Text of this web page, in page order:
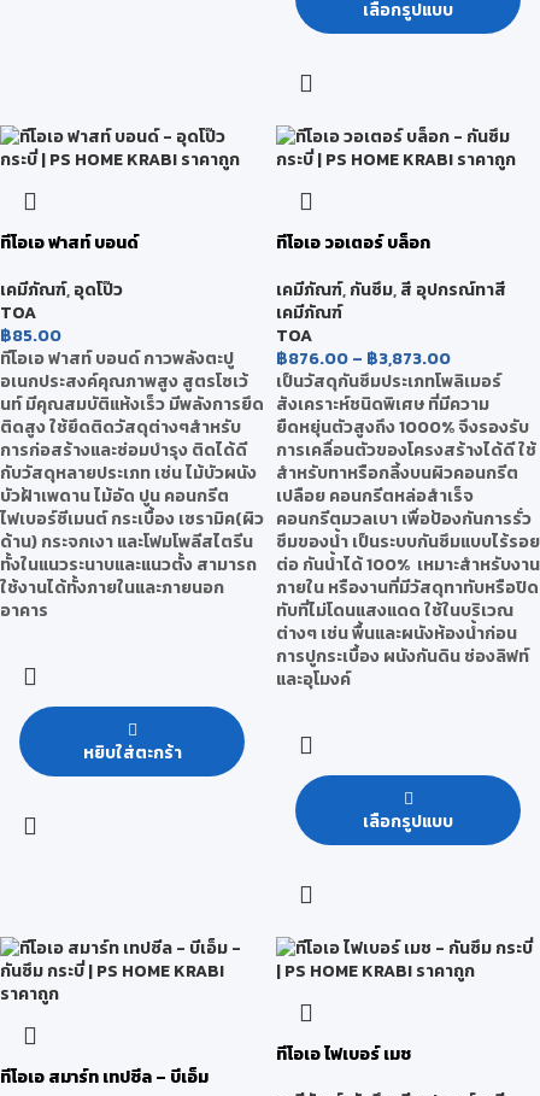
เลือกรูปแบบ
ทีโอเอ ฟาสท์ บอนด์
เคมีภัณฑ์,อุดโป๊ว
TOA
฿85.00
ทีโอเอ ฟาสท์ บอนด์ กาวพลังตะปู
อเนกประสงค์คุณภาพสูง สูตรโซเว้
นท์ มีคุณสมบัติแห้งเร็ว มีพลังการยึด
ติดสูง ใช้ยึดติดวัสดุต่างๆสำหรับ
การก่อสร้างและซ่อมบำรุง ติดได้ดี
กับวัสดุหลายประเภท เช่น ไม้บัวผนัง
บัวฝ้าเพดาน ไม้อัด ปูน คอนกรีต
ไฟเบอร์ซีเมนต์ กระเบื้อง เซรามิค(ผิว
ด้าน) กระจกเงา และโฟมโพลีสไตรีน
ทั้งในแนวระนาบและแนวตั้ง สามารถ
ใช้งานได้ทั้งภายในและภายนอก
อาคาร
หยิบใส่ตะกร้า
ทีโอเอ วอเตอร์ บล็อก
เคมีภัณฑ์,กันซึม,สี อุปกรณ์ทาสี
เคมีภัณฑ์
TOA
฿876.00– ฿3,873.00
เป็นวัสดุกันซึมประเภทโพลิเมอร์
สังเคราะห์ชนิดพิเศษ ที่มีความ
ยืดหยุ่นตัวสูงถึง 1000% จึงรองรับ
การเคลื่อนตัวของโครงสร้างได้ดี ใช้
สำหรับทาหรือกลิ้งบนผิวคอนกรีต
เปลือย คอนกรีตหล่อสำเร็จ
คอนกรีตมวลเบา เพื่อป้องกันการรั่ว
ซึมของน้ำ เป็นระบบกันซึมแบบไร้รอย
ต่อ กันน้ำได้ 100% เหมาะสำหรับงาน
ภายใน หรืองานที่มีวัสดุทาทับหรือปิด
ทับที่ไม่โดนแสงแดด ใช้ในบริเวณ
ต่างๆ เช่น พื้นและผนังห้องน้ำก่อน
การปูกระเบื้อง ผนังกันดิน ช่องลิฟท์
และอุโมงค์
เลือกรูปแบบ
ทีโอเอ สมาร์ท เทปซีล – บีเอ็ม
ทีโอเอ ไฟเบอร์ เมช